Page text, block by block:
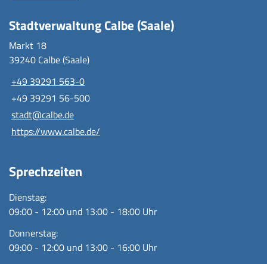
Stadtverwaltung Calbe (Saale)
Markt 18
39240 Calbe (Saale)
+49 39291 563-0
+49 39291 56-500
stadt@calbe.de
https://www.calbe.de/
Sprechzeiten
Dienstag:
09:00 - 12:00 und 13:00 - 18:00 Uhr
Donnerstag:
09:00 - 12:00 und 13:00 - 16:00 Uhr